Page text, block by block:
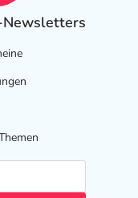
Newsletters